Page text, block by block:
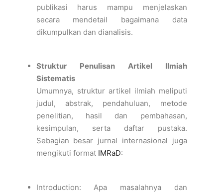
publikasi harus mampu menjelaskan
secara mendetail bagaimana data
dikumpulkan dan dianalisis.
Struktur Penulisan Artikel Ilmiah
Sistematis
Umumnya, struktur artikel ilmiah meliputi
judul, abstrak, pendahuluan, metode
penelitian, hasil dan pembahasan,
kesimpulan, serta daftar pustaka.
Sebagian besar jurnal internasional juga
mengikuti formatIMRaD:
Introduction: Apa masalahnya dan